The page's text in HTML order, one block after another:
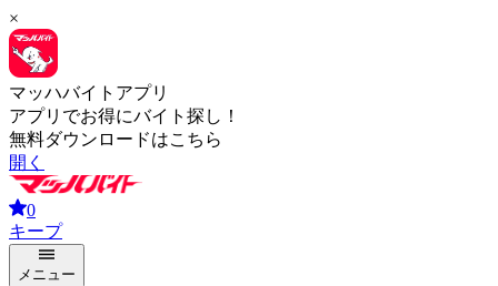
×
マッハバイトアプリ
アプリでお得にバイト探し！
無料ダウンロードはこちら
開く
0
キープ
メニュー